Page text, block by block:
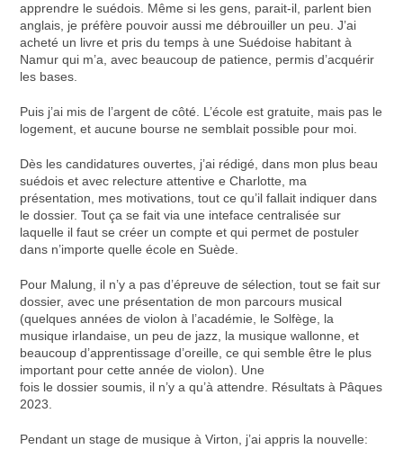
apprendre le suédois. Même si les gens, parait-il, parlent bien
anglais, je préfère pouvoir aussi me débrouiller un peu. J’ai
acheté un livre et pris du temps à une Suédoise habitant à
Namur qui m’a, avec beaucoup de patience, permis d’acquérir
les bases.
Puis j’ai mis de l’argent de côté. L’école est gratuite, mais pas le
logement, et aucune bourse ne semblait possible pour moi.
Dès les candidatures ouvertes, j’ai rédigé, dans mon plus beau
suédois et avec relecture attentive e Charlotte, ma
présentation, mes motivations, tout ce qu’il fallait indiquer dans
le dossier. Tout ça se fait via une inteface centralisée sur
laquelle il faut se créer un compte et qui permet de postuler
dans n’importe quelle école en Suède.
Pour Malung, il n’y a pas d’épreuve de sélection, tout se fait sur
dossier, avec une présentation de mon parcours musical
(quelques années de violon à l’académie, le Solfège, la
musique irlandaise, un peu de jazz, la musique wallonne, et
beaucoup d’apprentissage d’oreille, ce qui semble être le plus
important pour cette année de violon). Une
fois le dossier soumis, il n’y a qu’à attendre. Résultats à Pâques
2023.
Pendant un stage de musique à Virton, j’ai appris la nouvelle: